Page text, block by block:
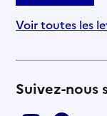
Voir toutes les
Suivez-nous